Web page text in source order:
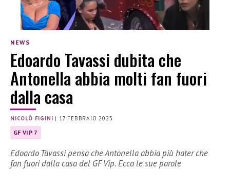
NEWS
Edoardo Tavassi dubita che
Antonella abbia molti fan fuori
dalla casa
NICOLÒ FIGINI | 17 FEBBRAIO 2023
GF VIP 7
Edoardo Tavassi pensa che Antonella abbia più hater che
fan fuori dalla casa del GF Vip. Ecco le sue parole